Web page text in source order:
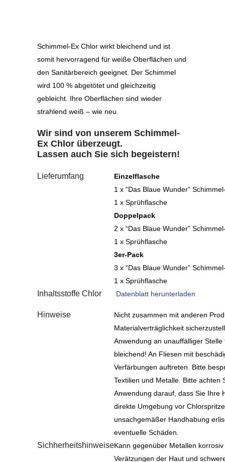
Schimmel-Ex Chlor wirkt bleichend und ist
somit hervorragend für weiße Oberflächen und
den Sanitärbereich geeignet. Der Schimmel
wird 100 % abgetötet und gleichzeitig
gebleicht. Ihre Oberflächen sind wieder
strahlend weiß – wie neu.
Wir sind von unserem Schimmel-
Ex Chlor überzeugt.
Lassen auch Sie sich begeistern!
Lieferumfang
Einzelflasche
1 x “Das Blaue Wunder”
1 x Sprühflasche
Doppelpack
2 x “Das Blaue Wunder”
1 x Sprühflasche
3er-Pack
3 x “Das Blaue Wunder”
1 x Sprühflasche
Inhaltsstoffe Chlor Datenblatt herunterladen
Hinweise
Nicht zusammen mit anderen
Materialverträglichkeit
Anwendung an unauffälliger
bleichend! An Fliesen mit
Verfärbungen auftreten. Bitte
Textilien und Metalle. Bitte achten
Anwendung darauf, dass Sie Ihre
direkte Umgebung vor
unsachgemäßer Handhabung
eventuelle Schäden.
SichherheitshinweiseKann gegenüber Metallen
Verätzungen der Haut und